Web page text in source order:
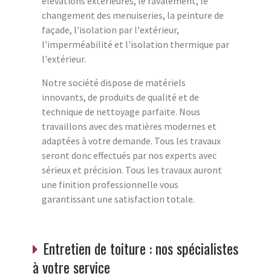
changement des menuiseries, la peinture de
façade, l'isolation par l'extérieur,
l'imperméabilité et l'isolation thermique par
l'extérieur.
Notre société dispose de matériels
innovants, de produits de qualité et de
technique de nettoyage parfaite. Nous
travaillons avec des matières modernes et
adaptées à votre demande. Tous les travaux
seront donc effectués par nos experts avec
sérieux et précision. Tous les travaux auront
une finition professionnelle vous
garantissant une satisfaction totale.
Entretien de toiture : nos spécialistes
à votre service